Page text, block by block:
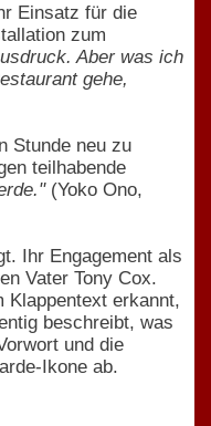
Einsatz für die
zum
Aber was ich
gehe,
Stunde neu zu
teilhabende
(Yoko Ono,
Ihr Engagement als
Vater Tony Cox.
Klappentext erkannt,
beschreibt, was
und die
Ikone ab.